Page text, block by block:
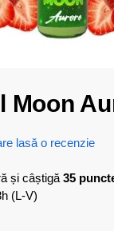
Moon
lasă o recenzie
și câștigă 35
(L-V)